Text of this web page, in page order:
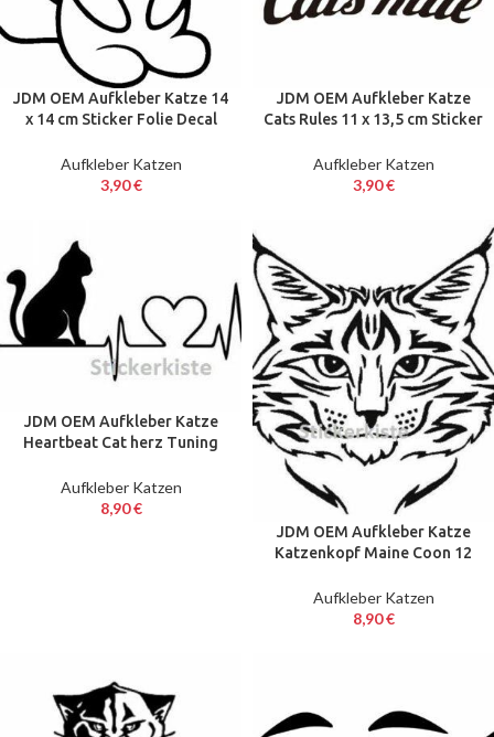
JDM OEM Aufkleber Katze 14
x 14 cm Sticker Folie Decal
Aufkleber Katzen
3,90€
JDM OEM Aufkleber Katze
Cats Rules 11 x 13,5 cm Sticker
Aufkleber Katzen
3,90€
JDM OEM Aufkleber Katze
Heartbeat Cat herz Tuning
Aufkleber Katzen
8,90€
JDM OEM Aufkleber Katze
Katzenkopf Maine Coon 12
schwarz
Aufkleber Katzen
8,90€